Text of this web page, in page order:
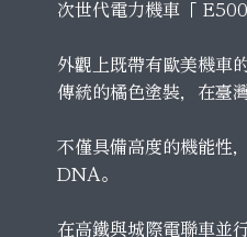
次世代電力機車「
外觀上既帶有歐美機車
傳統的橘色塗裝，在臺
不僅具備高度的機能性
DNA。
在高鐵與城際電聯車並